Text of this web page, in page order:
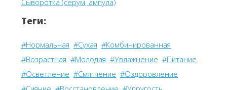
Сыворотка (серум, ампула)
Теги:
#Нормальная #Сухая #Комбинированная
#Возрастная #Молодая #Увлажнение #Питание
#Осветление #Смягчение #Оздоровление